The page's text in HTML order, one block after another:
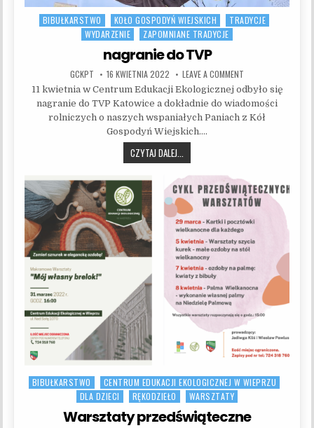
Posted in
BIBUŁKARSTWO KOŁO GOSPODYŃ WIEJSKICH
TRADYCJE
WYDARZENIE
ZAPOMNIANE TRADYCJE
nagranie do TVP
AUTHOR:
GCKPT PUBLISHED DATE:
16 KWIETNIA 2022 LEAVE A COMMENT
11 kwietnia w Centrum Edukacji Ekologicznej odbyło się
nagranie do TVP Katowice a dokładnie do wiadomości
rolniczych o naszych wspaniałych Paniach z Kół
Gospodyń Wiejskich….
CZYTAJ DALEJ...
Posted in
BIBUŁKARSTWO
CENTRUM EDUKACJI EKOLOGICZNEJ W WIEPRZU
DLA DZIECI
RĘKODZIEŁO WARSZTATY
Warsztaty przedświąteczne